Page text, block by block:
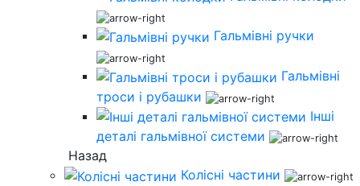
Гальмівні ручки
Гальмівні
троси і рубашки
Інші
деталі гальмівної системи
Назад
Колісні частини